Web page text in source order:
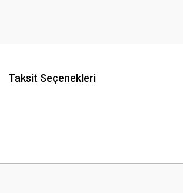
Taksit Seçenekleri